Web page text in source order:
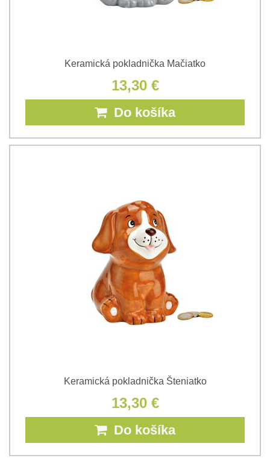
Keramická pokladnička Mačiatko
13,30 €
Do košíka
Keramická pokladnička Šteniatko
13,30 €
Do košíka